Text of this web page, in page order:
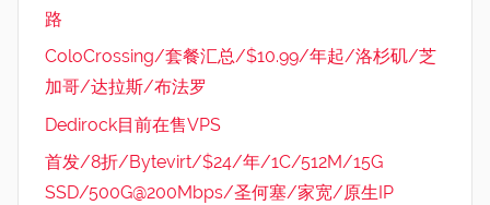
路
ColoCrossing/套餐汇总/$10.99/年起/洛杉矶/芝
加哥/达拉斯/布法罗
Dedirock目前在售VPS
首发/8折/Bytevirt/$24/年/1C/512M/15G
SSD/500G@200Mbps/圣何塞/家宽/原生IP